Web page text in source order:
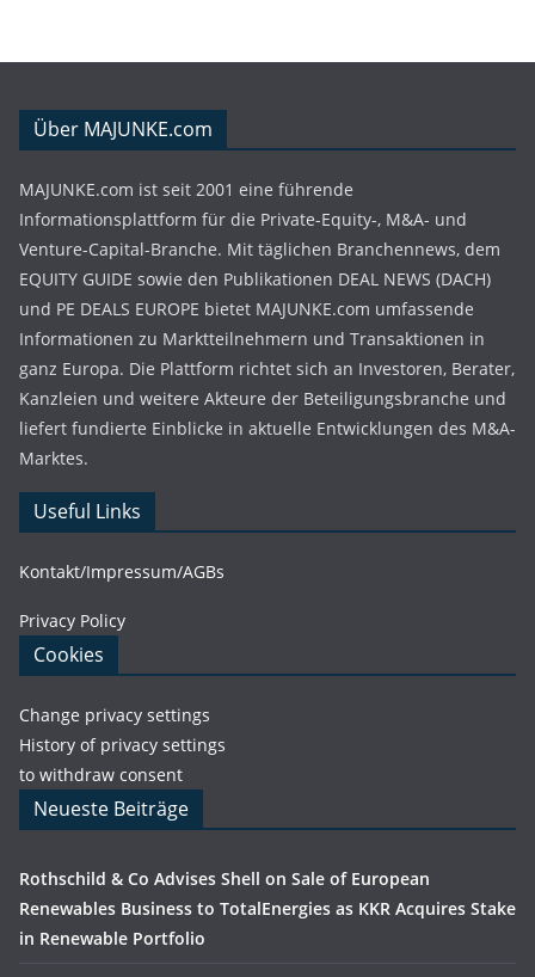
Über MAJUNKE.com
MAJUNKE.com ist seit 2001 eine führende
Informationsplattform für die Private-Equity-, M&A- und
Venture-Capital-Branche. Mit täglichen Branchennews, dem
EQUITY GUIDE sowie den Publikationen DEAL NEWS (DACH)
und PE DEALS EUROPE bietet MAJUNKE.com umfassende
Informationen zu Marktteilnehmern und Transaktionen in
ganz Europa. Die Plattform richtet sich an Investoren, Berater,
Kanzleien und weitere Akteure der Beteiligungsbranche und
liefert fundierte Einblicke in aktuelle Entwicklungen des M&A-
Marktes.
Useful Links
Kontakt/Impressum/AGBs
Privacy Policy
Cookies
Change privacy settings
History of privacy settings
to withdraw consent
Neueste Beiträge
Rothschild & Co Advises Shell on Sale of European
Renewables Business to TotalEnergies as KKR Acquires Stake
in Renewable Portfolio